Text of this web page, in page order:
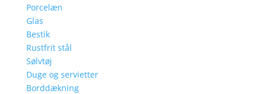
Porcelæn
Glas
Bestik
Rustfrit stål
Sølvtøj
Duge og servietter
Borddækning